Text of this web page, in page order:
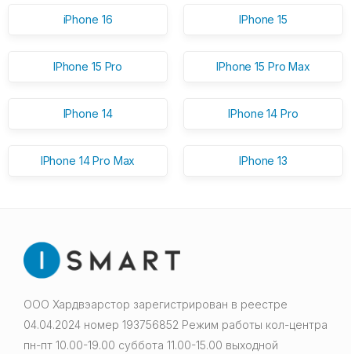
iPhone 16 IPhone 15
IPhone 15 Pro IPhone 15 Pro Max
IPhone 14 IPhone 14 Pro
IPhone 14 Pro Max IPhone 13
ООО Хардвэарстор зарегистрирован в реестре
04.04.2024 номер 193756852 Режим работы кол-центра
пн-пт 10.00-19.00 суббота 11.00-15.00 выходной